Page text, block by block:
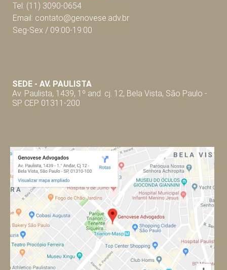
Tel: (11) 3090-0654
Email: contato@genovese.adv.br
Seg-Sex / 09:00-19:00
SEDE - AV. PAULISTA
Av. Paulista, 1439, 1º and. cj. 12, Bela Vista, São Paulo -
SP. CEP 01311-200